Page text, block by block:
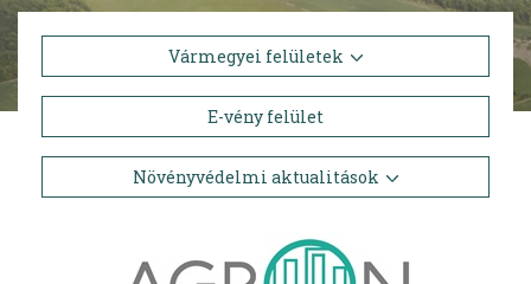
Vármegyei felületek
E-vény felület
Növényvédelmi aktualitások